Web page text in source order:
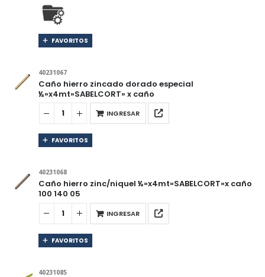
FAVORITOS
40231067
Caño hierro zincado dorado especial
½»x4mt»SABELCORT» x caño
INGRESAR
FAVORITOS
40231068
Caño hierro zinc/niquel ½»x4mt»SABELCORT»x caño
100 140 05
INGRESAR
FAVORITOS
40231085